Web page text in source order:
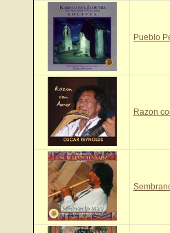
Pueblo
Razon